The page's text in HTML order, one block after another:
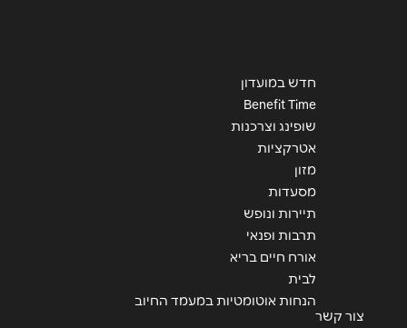
חדש במועדון
Benefit Time
שופינג וצרכנות
אטרקציות
מזון
מסעדות
תיירות ונופש
תרבות ופנאי
אורח חיים בריא
לבית
הנחות אוטומטיות במעמד החיוב
צור קשר